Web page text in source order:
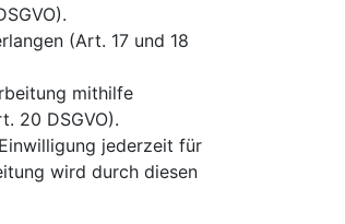
(Art. 17 und 18
mithilfe
20 DSGVO).
jederzeit für
wird durch diesen